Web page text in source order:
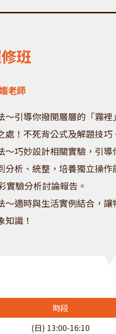
班
老師
～引導你撥開層層的「霧
處！不死背公式及解題技巧
～巧妙設計相關實驗，引導
分析、統整，培養獨立操作
實驗分析討論報告。
～適時與生活實例結合，讓
知識！
時段
(日) 13:00-16:10